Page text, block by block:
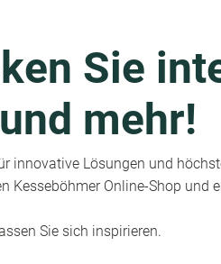
Sie
mehr!
innovative Lösungen und
Kesseböhmer Online-Shop
Sie sich inspirieren.